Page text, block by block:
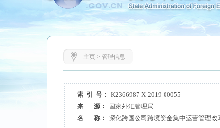
主页> 管理信息
索 引 号：
K2366987-X-2019-00055
来 源：
国家外汇管理局
名 称：
深化跨国公司跨境资金集中运营管理